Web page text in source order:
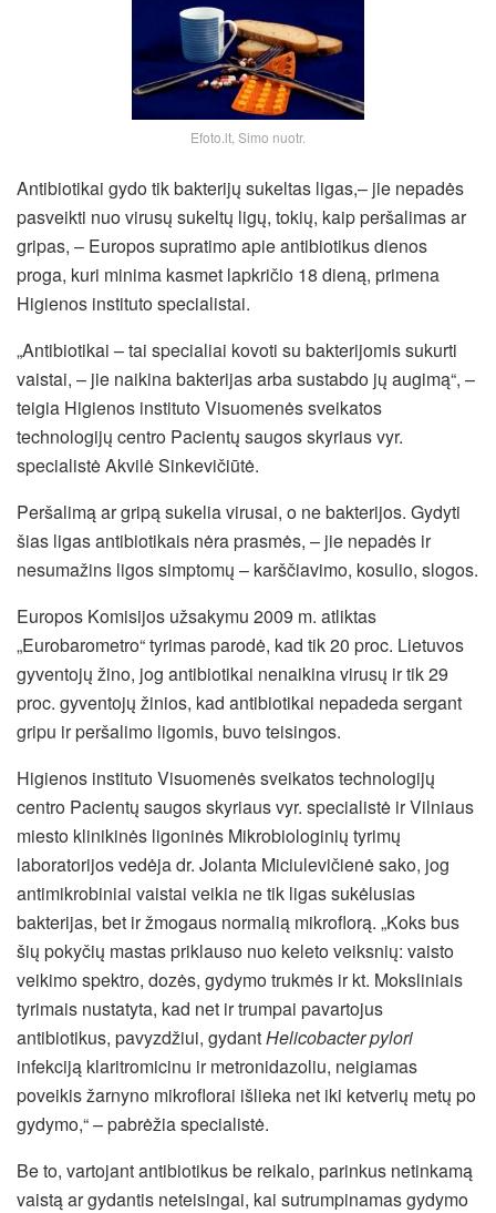
Efoto.lt, Simo nuotr.
Antibiotikai gydo tik bakterijų sukeltas ligas,– jie nepadės
pasveikti nuo virusų sukeltų ligų, tokių, kaip peršalimas ar
gripas, – Europos supratimo apie antibiotikus dienos
proga, kuri minima kasmet lapkričio 18 dieną, primena
Higienos instituto specialistai.
„Antibiotikai – tai specialiai kovoti su bakterijomis sukurti
vaistai, – jie naikina bakterijas arba sustabdo jų augimą“, –
teigia Higienos instituto Visuomenės sveikatos
technologijų centro Pacientų saugos skyriaus vyr.
specialistė Akvilė Sinkevičiūtė.
Peršalimą ar gripą sukelia virusai, o ne bakterijos. Gydyti
šias ligas antibiotikais nėra prasmės, – jie nepadės ir
nesumažins ligos simptomų – karščiavimo, kosulio, slogos.
Europos Komisijos užsakymu 2009 m. atliktas
„Eurobarometro“ tyrimas parodė, kad tik 20 proc. Lietuvos
gyventojų žino, jog antibiotikai nenaikina virusų ir tik 29
proc. gyventojų žinios, kad antibiotikai nepadeda sergant
gripu ir peršalimo ligomis, buvo teisingos.
Higienos instituto Visuomenės sveikatos technologijų
centro Pacientų saugos skyriaus vyr. specialistė ir Vilniaus
miesto klinikinės ligoninės Mikrobiologinių tyrimų
laboratorijos vedėja dr. Jolanta Miciulevičienė sako, jog
antimikrobiniai vaistai veikia ne tik ligas sukėlusias
bakterijas, bet ir žmogaus normalią mikroflorą. „Koks bus
šių pokyčių mastas priklauso nuo keleto veiksnių: vaisto
veikimo spektro, dozės, gydymo trukmės ir kt. Moksliniais
tyrimais nustatyta, kad net ir trumpai pavartojus
antibiotikus, pavyzdžiui, gydantHelicobacter pylori
infekciją klaritromicinu ir metronidazoliu, neigiamas
poveikis žarnyno mikroflorai išlieka net iki ketverių metų po
gydymo,“ – pabrėžia specialistė.
Be to, vartojant antibiotikus be reikalo, parinkus netinkamą
vaistą ar gydantis neteisingai, kai sutrumpinamas gydymo